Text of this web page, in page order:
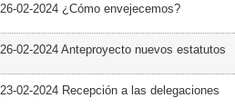
26-02-2024 ¿Cómo envejecemos?
26-02-2024 Anteproyecto nuevos estatutos
23-02-2024 Recepción a las delegaciones